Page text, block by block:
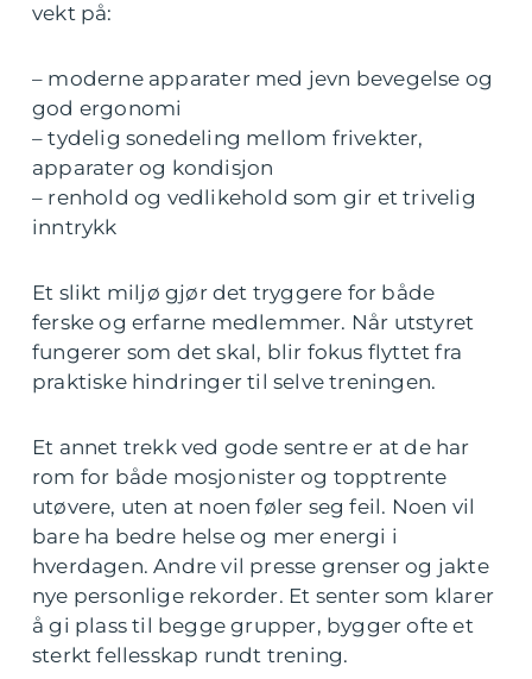
vekt på:
– moderne apparater med jevn bevegelse og
god ergonomi
– tydelig sonedeling mellom frivekter,
apparater og kondisjon
– renhold og vedlikehold som gir et trivelig
inntrykk
Et slikt miljø gjør det tryggere for både
ferske og erfarne medlemmer. Når utstyret
fungerer som det skal, blir fokus flyttet fra
praktiske hindringer til selve treningen.
Et annet trekk ved gode sentre er at de har
rom for både mosjonister og topptrente
utøvere, uten at noen føler seg feil. Noen vil
bare ha bedre helse og mer energi i
hverdagen. Andre vil presse grenser og jakte
nye personlige rekorder. Et senter som klarer
å gi plass til begge grupper, bygger ofte et
sterkt fellesskap rundt trening.